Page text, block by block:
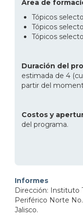
Área de
Tópicos
Tópicos
Tópicos
Duración del
estimada de 4
partir del
Costos y
del programa.
Informes
Dirección: Instituto
Periférico Norte
Jalisco.